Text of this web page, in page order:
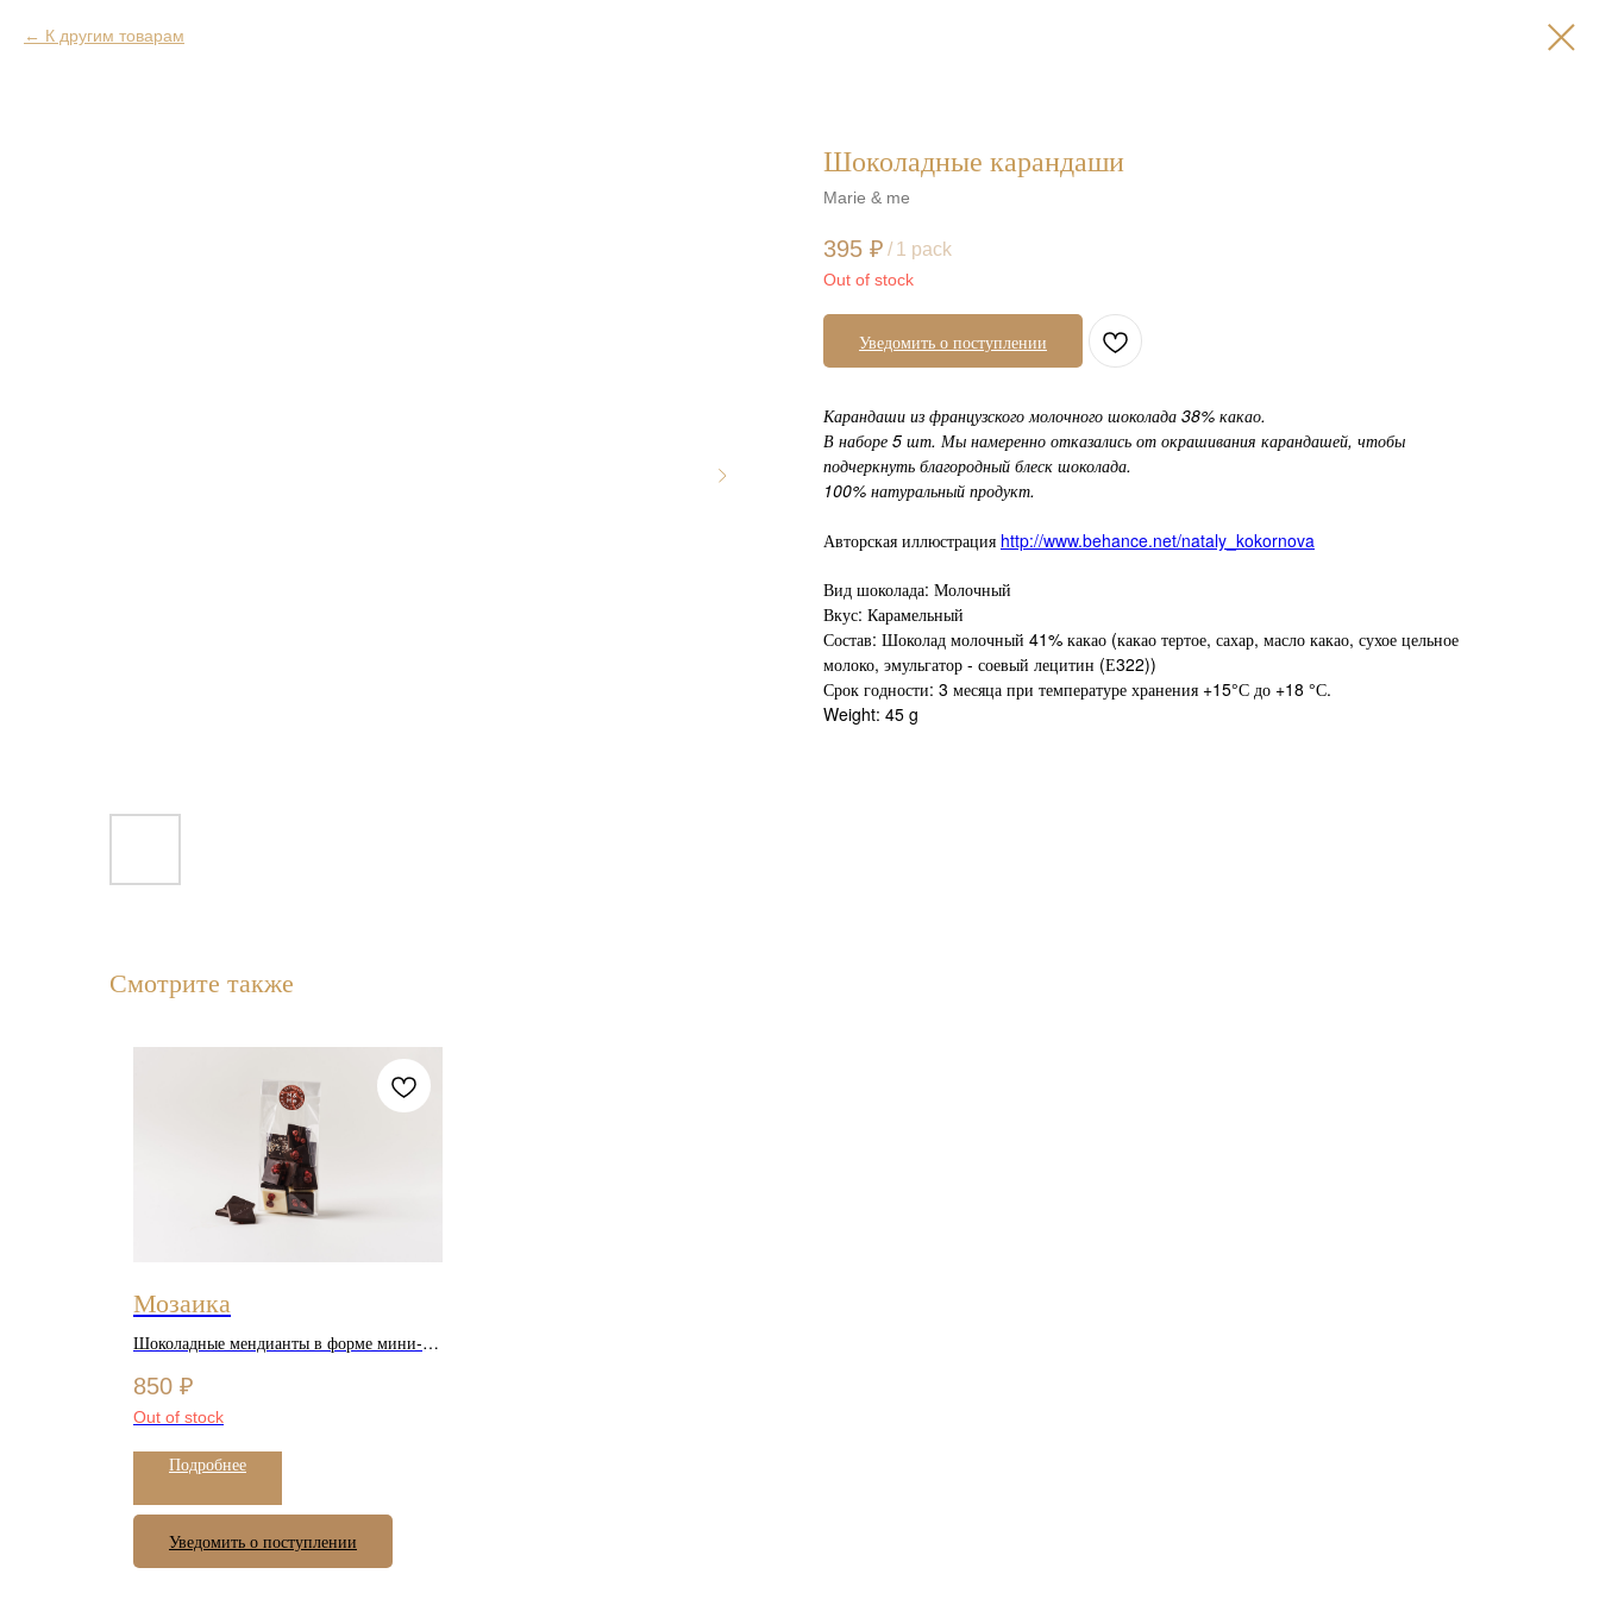
К другим товарам
Шоколадные карандаши
Marie & me
395 ₽ / 1 pack
Out of stock
Уведомить о поступлении
Карандаши из французского молочного шоколада 38% какао.
В наборе 5 шт. Мы намеренно отказались от окрашивания карандашей, чтобы
подчеркнуть благородный блеск шоколада.
100% натуральный продукт.
Авторская иллюстрация http://www.behance.net/nataly_kokornova
Вид шоколада: Молочный
Вкус: Карамельный
Состав: Шоколад молочный 41% какао (какао тертое, сахар, масло какао, сухое цельное
молоко, эмульгатор - соевый лецитин (Е322))
Срок годности: 3 месяца при температуре хранения +15°С до +18 °С.
Weight: 45 g
Смотрите также
Мозаика
Шоколадные мендианты в форме мини-
850 ₽
Out of stock
Подробнее
Уведомить о поступлении